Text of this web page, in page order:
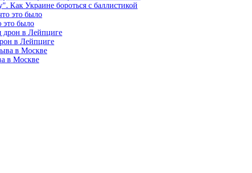
Как Украине бороться с баллистикой
это было
в Лейпциге
в Москве